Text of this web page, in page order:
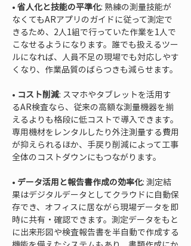
• 省人化と技能の平準化: 熟練の測量技能が
なくてもARアプリのガイドに従って測定で
きるため、2人1組で行っていた作業を1人で
こなせるようになります。誰でも扱えるツー
ルになれば、人員不足の現場でも対応しやす
• コスト削減: スマホやタブレットを活用す
るAR検査なら、従来の高額な測量機器を揃
えるよりも格段に低コストで導入できます。
専用機材をレンタルしたり外注測量する費用
が抑えられるほか、手戻り削減によって工事
• データ活用と報告書作成の効率化: 測定結
果はデジタルデータとしてクラウドに自動保
存でき、オフィスに居ながら現場データを即
時に共有・確認できます。測定データをもと
に出来形図や検査報告書を半自動で作成する